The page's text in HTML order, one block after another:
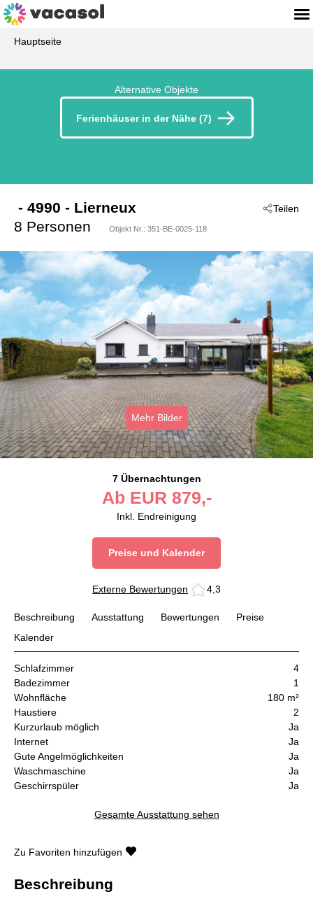
Hauptseite
Alternative Objekte
Ferienhäuser in der Nähe (7)
Teilen
- 4990 - Lierneux
8 Personen
Objekt Nr.: 351-BE-0025-118
Mehr Bilder
7 Übernachtungen
Ab EUR 879,-
Inkl. Endreinigung
Preise und Kalender
Externe Bewertungen 4,3
Beschreibung Ausstattung Bewertungen
Preise
Kalender
Schlafzimmer
4
Badezimmer
1
Wohnfläche
180 m²
Haustiere
2
Kurzurlaub möglich
Ja
Internet
Ja
Gute Angelmöglichkeiten
Ja
Waschmaschine
Ja
Geschirrspüler
Ja
Gesamte Ausstattung sehen
Zu Favoriten hinzufügen
Beschreibung